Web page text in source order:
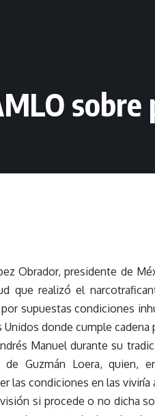
sobre
Obrador, presidente de
que realizó el
supuestas condiciones
donde cumple cadena
Manuel durante su
Guzmán Loera, quien,
las condiciones en las viviría
si procede o no dicha